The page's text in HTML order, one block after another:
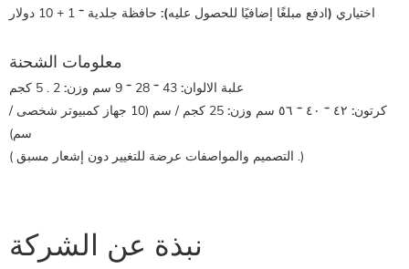
اختياري (ادفع مبلغًا إضافيًا للحصول عليه): حافظة جلدية * 1 + 10 دولار
معلومات الشحنة
علبة الالوان: وزن:
كرتون:
وزن:
25 كجم / سم (10 جهاز كمبيوتر شخصى /
سم)
(
التصميم والمواصفات عرضة للتغيير دون إشعار مسبق .)
نبذة عن الشركة